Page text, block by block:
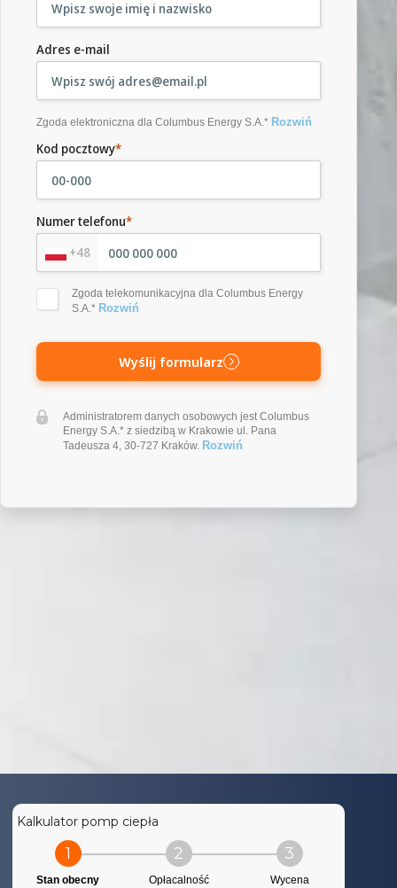
Adres e-mail
Zgoda elektroniczna dla Columbus Energy S.A.* Rozwiń
Kod pocztowy*
Numer telefonu*
+48
Zgoda telekomunikacyjna dla Columbus Energy
S.A.* Rozwiń
Wyślij formularz
Administratorem danych osobowych jest Columbus
Energy S.A.* z siedzibą w Krakowie ul. Pana
Tadeusza 4, 30-727 Kraków. Rozwiń
Kalkulator pomp ciepła
1
Stan obecny
2
Opłacalność
3
Wycena